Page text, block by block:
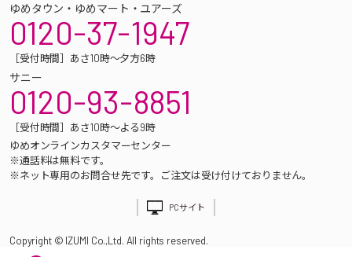
ゆめタウン・ゆめマート・ユアーズ
0120-37-1947
［受付時間］あさ10時～夕方6時
サニー
0120-93-8851
［受付時間］あさ10時～よる9時
ゆめオンラインカスタマーセンター
※通話料は無料です。
※ネット専用のお問合せ先です。ご注文は受け付けておりません。
PCサイト
Copyright © IZUMI Co.,Ltd. All rights reserved.